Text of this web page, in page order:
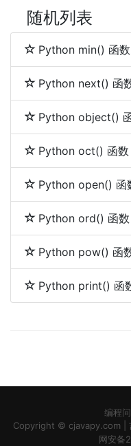
随机列表
Python min() 函数
Python next() 函
Python object()
Python oct() 函数
Python open() 函
Python ord() 函数
Python pow() 函
Python print() 函
编程
Copyright © cjavapy.com
网安备